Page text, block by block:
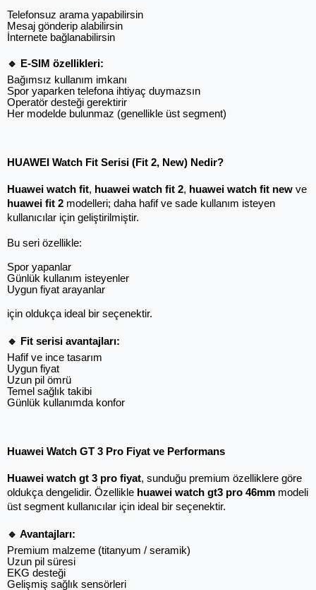
Telefonsuz arama yapabilirsin
Mesaj gönderip alabilirsin
İnternete bağlanabilirsin
🔹 E-SIM özellikleri:
Bağımsız kullanım imkanı
Spor yaparken telefona ihtiyaç duymazsın
Operatör desteği gerektirir
Her modelde bulunmaz (genellikle üst segment)
HUAWEI Watch Fit Serisi (Fit 2, New) Nedir?
Huawei watch fit, huawei watch fit 2, huawei watch fit new
huawei fit 2 modelleri; daha hafif ve sade kullanım isteyen
kullanıcılar için geliştirilmiştir.
Bu seri özellikle:
Spor yapanlar
Günlük kullanım isteyenler
Uygun fiyat arayanlar
için oldukça ideal bir seçenektir.
🔹 Fit serisi avantajları:
Hafif ve ince tasarım
Uygun fiyat
Uzun pil ömrü
Temel sağlık takibi
Günlük kullanımda konfor
Huawei Watch GT 3 Pro Fiyat ve Performans
Huawei watch gt 3 pro fiyat, sunduğu premium özelliklere göre
oldukça dengelidir. Özellikle huawei watch gt3 pro 46mm modeli
üst segment kullanıcılar için ideal bir seçenektir.
🔹 Avantajları:
Premium malzeme (titanyum / seramik)
Uzun pil süresi
EKG desteği
Gelişmiş sağlık sensörleri